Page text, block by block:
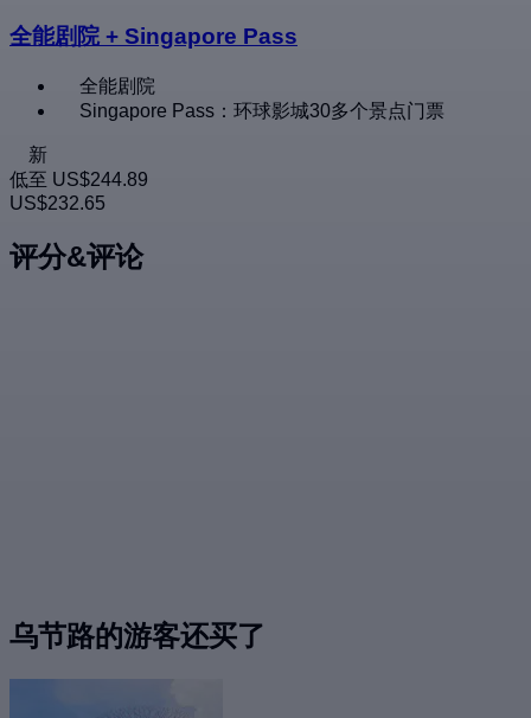
全能剧院 + Singapore Pass
全能剧院
Singapore Pass：环球影城30多个景点门票
新
低至 US$244.89
US$232.65
评分&评论
乌节路的游客还买了